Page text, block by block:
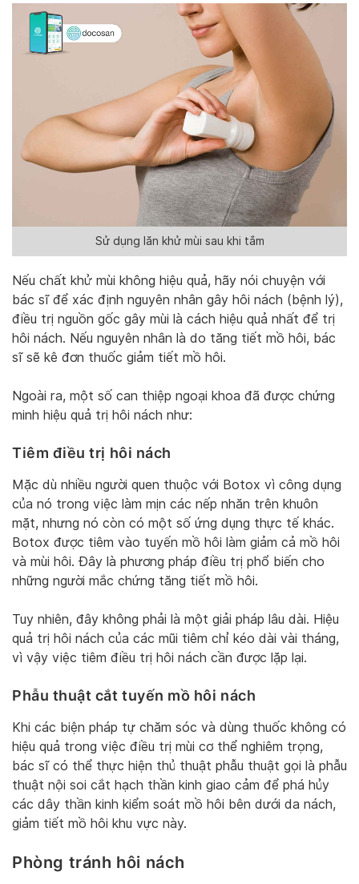
Sử dụng lăn khử mùi sau khi tắm
Nếu chất khử mùi không hiệu quả, hãy nói chuyện với
bác sĩ để xác định nguyên nhân gây hôi nách (bệnh lý),
điều trị nguồn gốc gây mùi là cách hiệu quả nhất để trị
hôi nách. Nếu nguyên nhân là do tăng tiết mồ hôi, bác
sĩ sẽ kê đơn thuốc giảm tiết mồ hôi.
Ngoài ra, một số can thiệp ngoại khoa đã được chứng
minh hiệu quả trị hôi nách như:
Tiêm điều trị hôi nách
Mặc dù nhiều người quen thuộc với Botox vì công dụng
của nó trong việc làm mịn các nếp nhăn trên khuôn
mặt, nhưng nó còn có một số ứng dụng thực tế khác.
Botox được tiêm vào tuyến mồ hôi làm giảm cả mồ hôi
và mùi hôi. Đây là phương pháp điều trị phổ biến cho
những người mắc chứng tăng tiết mồ hôi.
Tuy nhiên, đây không phải là một giải pháp lâu dài. Hiệu
quả trị hôi nách của các mũi tiêm chỉ kéo dài vài tháng,
vì vậy việc tiêm điều trị hôi nách cần được lặp lại.
Phẫu thuật cắt tuyến mồ hôi nách
Khi các biện pháp tự chăm sóc và dùng thuốc không có
hiệu quả trong việc điều trị mùi cơ thể nghiêm trọng,
bác sĩ có thể thực hiện thủ thuật phẫu thuật gọi là phẫu
thuật nội soi cắt hạch thần kinh giao cảm để phá hủy
các dây thần kinh kiểm soát mồ hôi bên dưới da nách,
giảm tiết mồ hôi khu vực này.
Phòng tránh hôi nách